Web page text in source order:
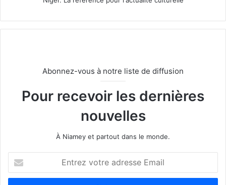
Abonnez-vous à notre liste de diffusion
Pour recevoir les dernières
nouvelles
À Niamey et partout dans le monde.
t